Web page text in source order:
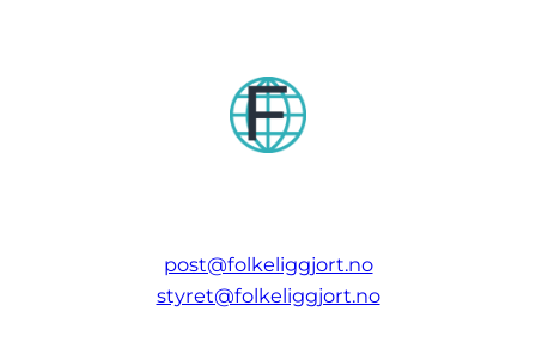
post@folkeliggjort.no
styret@folkeliggjort.no